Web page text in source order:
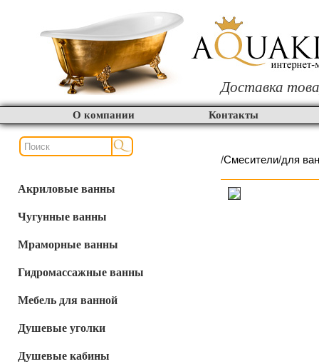
Доставка
О компании Контакты
Акриловые ванны
Чугунные ванны
Мраморные ванны
Гидромассажные ванны
Мебель для ванной
Душевые уголки
Душевые кабины
/Смесители/для